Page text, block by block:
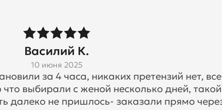
Василий К.
10 июня 2025
за 4 часа, никаких претензий нет,
выбирали с женой несколько дней,
далеко не пришлось- заказали прямо